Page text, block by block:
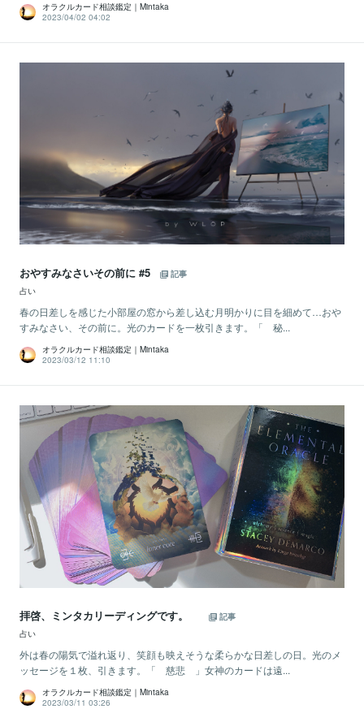
オラクルカード相談鑑定｜Mintaka
2023/04/02 04:02
おやすみなさいその前に #5
記事
占い
春の日差しを感じた小部屋の窓から差し込む月明かりに目を細めて…おや
すみなさい、その前に。光のカードを一枚引きます。「 秘...
オラクルカード相談鑑定｜Mintaka
2023/03/12 11:10
拝啓、ミンタカリーディングです。
記事
占い
外は春の陽気で溢れ返り、笑顔も映えそうな柔らかな日差しの日。光のメ
ッセージを１枚、引きます。「 慈悲 」女神のカードは遠...
オラクルカード相談鑑定｜Mintaka
2023/03/11 03:26